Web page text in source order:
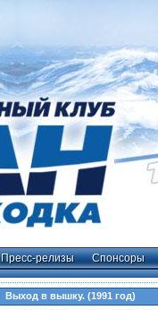
Пресс-релизы Спонсоры
Выход в вышку. (1991 год)